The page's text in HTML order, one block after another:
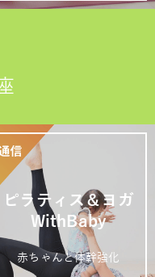
ピラティス＆ヨガ
WithBaby
赤ちゃんと体幹強化